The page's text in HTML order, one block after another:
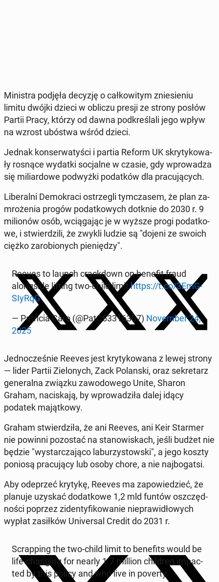
Mi­ni­stra podjęła decyzję o cał­ko­wi­tym znie­sie­niu
limitu dwójki dzieci w obliczu presji ze strony posłów
Partii Pracy, którzy od dawna pod­kre­śla­li jego wpływ
na wzrost ubóstwa wśród dzieci.
Jednak kon­ser­wa­ty­ści i partia Reform UK skry­ty­ko­wa­
ły rosnące wydatki so­cjal­ne w czasie, gdy wpro­wa­dza
się mi­liar­do­we pod­wyż­ki po­dat­ków dla pra­cu­ją­cych.
Li­be­ral­ni De­mo­kra­ci ostrze­gli tym­cza­sem, że plan za­
mro­że­nia progów po­dat­ko­wych dotknie do 2030 r. 9
mi­lio­nów osób, wcią­ga­jąc je w wyższe progi po­dat­ko­
we, i stwier­dzi­li, że zwykli ludzie są "dojeni ze swoich
ciężko za­ro­bio­nych pie­nię­dzy".
Reeves to launch crack­down on benefit fraud
along­si­de lifting two-child limithttps://t.co/3EmG­
SIy­RqG
— Pa­tri­cia Caro (@PatC63316307) No­vem­ber 24,
2025
Jed­no­cze­śnie Reeves jest kry­ty­ko­wa­na z lewej strony
— lider Partii Zie­lo­nych, Zack Po­lan­ski, oraz se­kre­tarz
ge­ne­ral­na związku za­wo­do­we­go Unite, Sharon
Graham, na­ci­ska­ją, by wpro­wa­dzi­ła dalej idący
podatek ma­jąt­ko­wy.
Graham stwier­dzi­ła, że ani Reeves, ani Keir Starmer
nie powinni po­zo­stać na sta­no­wi­skach, jeśli budżet nie
będzie "wy­star­cza­ją­co la­bu­rzy­stow­ski", a jego koszty
poniosą pra­cu­ją­cy lub osoby chore, a nie naj­bo­gat­si.
Aby ode­przeć krytykę, Reeves ma za­po­wie­dzieć, że
planuje uzyskać do­dat­ko­we 1,2 mld funtów oszczęd­
no­ści poprzez zi­den­ty­fi­ko­wa­nie nie­pra­wi­dło­wych
wypłat za­sił­ków Uni­ver­sal Credit do 2031 r.
Scrap­ping the two-child limit to be­ne­fits would be
life-chan­ging for nearly 1.7 million chil­dren im­pac­
ted by this policy and who live in poverty.